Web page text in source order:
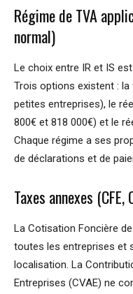
Régime de TVA
normal)
Le choix entre IR et IS
Trois options existent :
petites entreprises), le
800€ et 818 000€) et le
Chaque régime a ses
de déclarations et de
Taxes annexes (CFE,
La Cotisation Foncière
toutes les entreprises et
localisation. La
Entreprises (CVAE) ne